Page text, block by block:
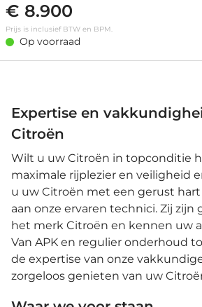
Auto|telefoonintegratie premium • Bluetooth
telefoonvoorbereiding • Connected services •
Multimedia-voorbereiding • Radio •
in hoogte verstelbaar • Binnenspiegel
dimmend • Stuurwiel multifunctioneel •
doorSlip Regeling • Autonomous Emergency
• Bandenspanningscontrolesysteem •
Bestuurdersairbag • Boordcomputer • Bots
Buitenspiegels elektrisch verstelbaar •
verwarmbaar • Centrale deurvergrendeling
afstandsbediening • Cruise control • Dimlichten
automatisch • Elektrische ramen voor •
Stabiliteits Programma • Elektronische
remkrachtverdeling • Grootlichtassistent • Hill
• LED dagrijverlichting • Mistlampen voor •
Parkeersensor achter • Passagiersairbag •
Regensensor • Rijstrooksensor • Start/stop
Stuurbekrachtiging snelheidsafhankelijk •
€ 8.900
Prijs is inclusief BTW en BPM.
Op voorraad
Expertise en
Citroën
Wilt u uw Citroën in topconditie
maximale rijplezier en veiligheid
u uw Citroën met een gerust
aan onze ervaren technici. Zij zijn
het merk Citroën en kennen uw
Van APK en regulier onderhoud
de expertise van onze
zorgeloos genieten van uw